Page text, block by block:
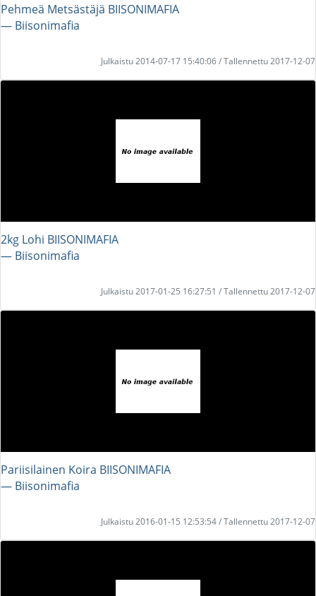
Pehmeä Metsästäjä BIISONIMAFIA
― Biisonimafia
Julkaistu 2014-07-17 15:40:06 / Tallennettu 2017-12-07
2kg Lohi BIISONIMAFIA
― Biisonimafia
Julkaistu 2017-01-25 16:27:51 / Tallennettu 2017-12-07
Pariisilainen Koira BIISONIMAFIA
― Biisonimafia
Julkaistu 2016-01-15 12:53:54 / Tallennettu 2017-12-07